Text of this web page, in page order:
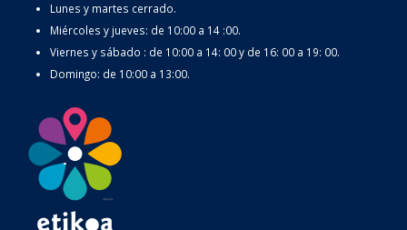
Lunes y martes cerrado.
Miércoles y jueves: de 10:00 a 14 :00.
Viernes y sábado : de 10:00 a 14: 00 y de 16: 00 a 19: 00.
Domingo: de 10:00 a 13:00.